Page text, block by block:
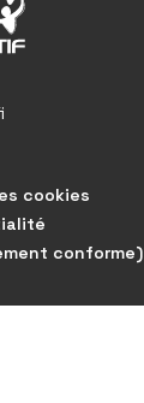
cookies
conforme)